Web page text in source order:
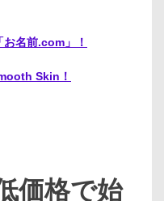
名前.com」！
Skin！
価格で始